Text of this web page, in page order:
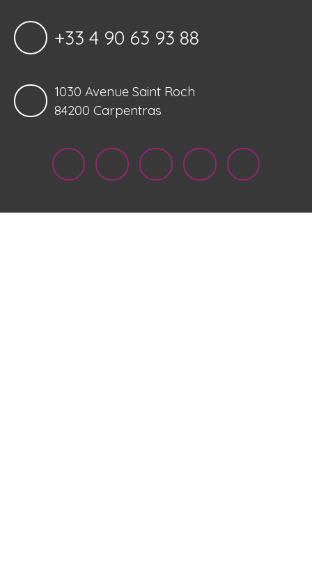
+33 4 90 63 93 88
1030 Avenue Saint Roch
84200 Carpentras